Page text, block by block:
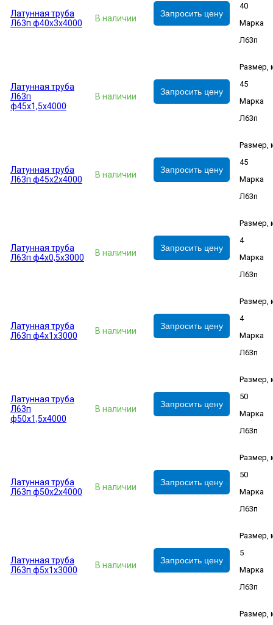
Латунная труба
Л63п ф40х3х4000
В наличии Запросить цену
40
Марка
Л63п
Латунная труба
Л63п
ф45х1,5х4000
В наличии Запросить цену
Размер,
45
Марка
Л63п
Латунная труба
Л63п ф45х2х4000
В наличии Запросить цену
Размер,
45
Марка
Л63п
Латунная труба
Л63п ф4х0,5х3000
В наличии Запросить цену
Размер,
4
Марка
Л63п
Латунная труба
Л63п ф4х1х3000
В наличии Запросить цену
Размер,
4
Марка
Л63п
Латунная труба
Л63п
ф50х1,5х4000
В наличии Запросить цену
Размер,
50
Марка
Л63п
Латунная труба
Л63п ф50х2х4000
В наличии Запросить цену
Размер,
50
Марка
Л63п
Латунная труба
Л63п ф5х1х3000
В наличии Запросить цену
Размер,
5
Марка
Л63п
Размер,